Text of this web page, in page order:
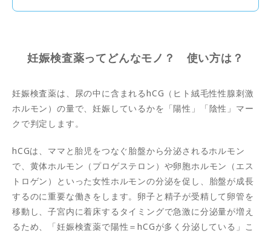
妊娠検査薬ってどんなモノ？ 使い方は？
妊娠検査薬は、尿の中に含まれるhCG（ヒト絨毛性性腺刺激
ホルモン）の量で、妊娠しているかを「陽性」「陰性」マー
クで判定します。
hCGは、ママと胎児をつなぐ胎盤から分泌されるホルモン
で、黄体ホルモン（プロゲステロン）や卵胞ホルモン（エス
トロゲン）といった女性ホルモンの分泌を促し、胎盤が成長
するのに重要な働きをします。卵子と精子が受精して卵管を
移動し、子宮内に着床するタイミングで急激に分泌量が増え
るため、「妊娠検査薬で陽性＝hCGが多く分泌している」こ